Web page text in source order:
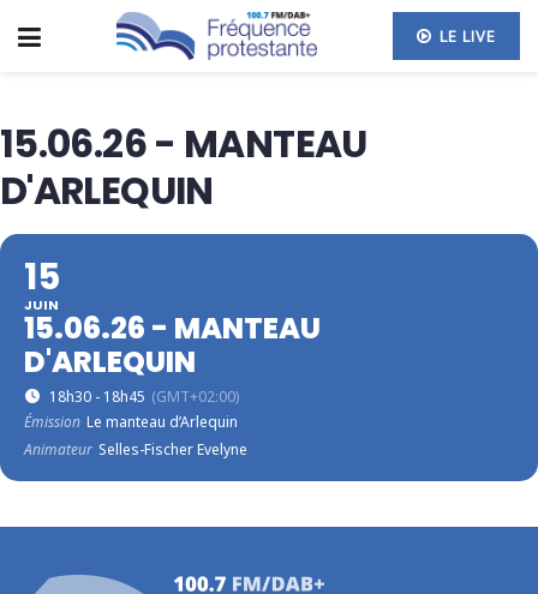
LE LIVE
15.06.26 - MANTEAU
D'ARLEQUIN
15
JUIN
15.06.26 - MANTEAU
D'ARLEQUIN
18h30 - 18h45 (GMT+02:00)
Émission Le manteau d’Arlequin
Animateur Selles-Fischer Evelyne